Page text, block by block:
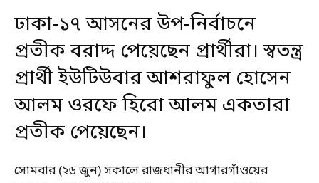
ঢাকা-১৭ আসনের উপ-নির্বাচনে
প্রতীক বরাদ্দ পেয়েছেন প্রার্থীরা। স্বতন্ত্র
প্রার্থী ইউটিউবার আশরাফুল হোসেন
আলম ওরফে হিরো আলম একতারা
প্রতীক পেয়েছেন।
সোমবার (২৬ জুন) সকালে রাজধানীর আগারগাঁওয়ের